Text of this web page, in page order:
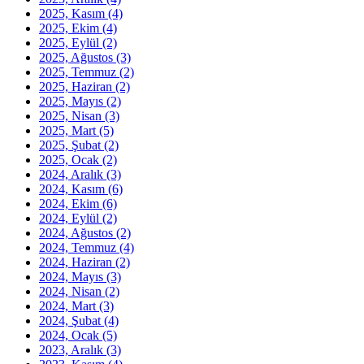
2025, Kasım (4)
2025, Ekim (4)
2025, Eylül (2)
2025, Ağustos (3)
2025, Temmuz (2)
2025, Haziran (2)
2025, Mayıs (2)
2025, Nisan (3)
2025, Mart (5)
2025, Şubat (2)
2025, Ocak (2)
2024, Aralık (3)
2024, Kasım (6)
2024, Ekim (6)
2024, Eylül (2)
2024, Ağustos (2)
2024, Temmuz (4)
2024, Haziran (2)
2024, Mayıs (3)
2024, Nisan (2)
2024, Mart (3)
2024, Şubat (4)
2024, Ocak (5)
2023, Aralık (3)